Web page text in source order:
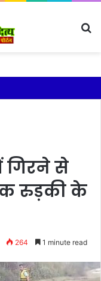
गिरने से
रुड़की के
264 1 minute read